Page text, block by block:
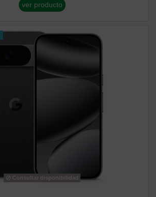
ver producto
Consultar disponibilidad